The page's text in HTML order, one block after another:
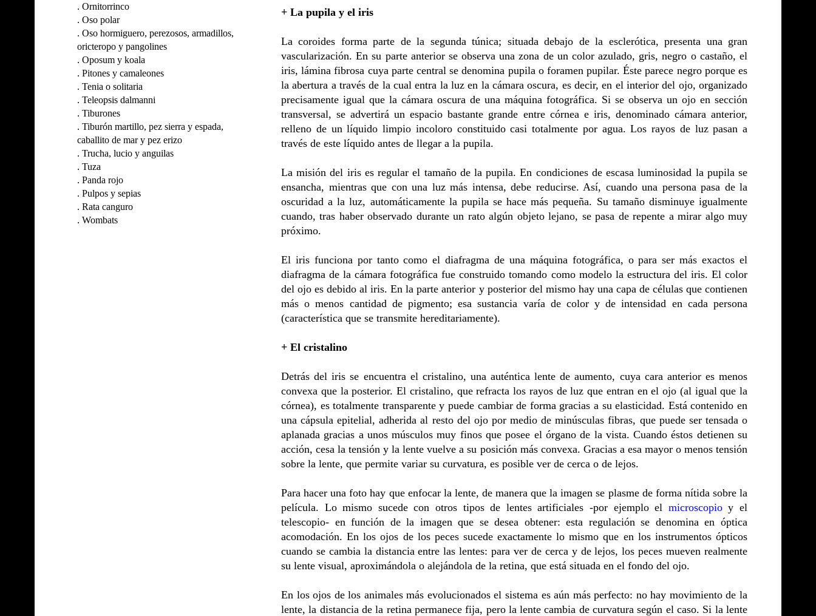
+ La pupila y el iris
La coroides forma parte de la segunda túnica; situada debajo de la esclerótica, presenta una gran
vascularización. En su parte anterior se observa una zona de un color azulado, gris, negro o castaño, el
iris, lámina fibrosa cuya parte central se denomina pupila o foramen pupilar. Éste parece negro porque es
la abertura a través de la cual entra la luz en la cámara oscura, es decir, en el interior del ojo, organizado
precisamente igual que la cámara oscura de una máquina fotográfica. Si se observa un ojo en sección
transversal, se advertirá un espacio bastante grande entre córnea e iris, denominado cámara anterior,
relleno de un líquido limpio incoloro constituido casi totalmente por agua. Los rayos de luz pasan a
través de este líquido antes de llegar a la pupila.
La misión del iris es regular el tamaño de la pupila. En condiciones de escasa luminosidad la pupila se
ensancha, mientras que con una luz más intensa, debe reducirse. Así, cuando una persona pasa de la
oscuridad a la luz, automáticamente la pupila se hace más pequeña. Su tamaño disminuye igualmente
cuando, tras haber observado durante un rato algún objeto lejano, se pasa de repente a mirar algo muy
próximo.
El iris funciona por tanto como el diafragma de una máquina fotográfica, o para ser más exactos el
diafragma de la cámara fotográfica fue construido tomando como modelo la estructura del iris. El color
del ojo es debido al iris. En la parte anterior y posterior del mismo hay una capa de células que contienen
más o menos cantidad de pigmento; esa sustancia varía de color y de intensidad en cada persona
(característica que se transmite hereditariamente).
+ El cristalino
Detrás del iris se encuentra el cristalino, una auténtica lente de aumento, cuya cara anterior es menos
convexa que la posterior. El cristalino, que refracta los rayos de luz que entran en el ojo (al igual que la
córnea), es totalmente transparente y puede cambiar de forma gracias a su elasticidad. Está contenido en
una cápsula epitelial, adherida al resto del ojo por medio de minúsculas fibras, que puede ser tensada o
aplanada gracias a unos músculos muy finos que posee el órgano de la vista. Cuando éstos detienen su
acción, cesa la tensión y la lente vuelve a su posición más convexa. Gracias a esa mayor o menos tensión
sobre la lente, que permite variar su curvatura, es posible ver de cerca o de lejos.
Para hacer una foto hay que enfocar la lente, de manera que la imagen se plasme de forma nítida sobre la
película. Lo mismo sucede con otros tipos de lentes artificiales -por ejemplo el microscopioy el
telescopio- en función de la imagen que se desea obtener: esta regulación se denomina en óptica
acomodación. En los ojos de los peces sucede exactamente lo mismo que en los instrumentos ópticos
cuando se cambia la distancia entre las lentes: para ver de cerca y de lejos, los peces mueven realmente
su lente visual, aproximándola o alejándola de la retina, que está situada en el fondo del ojo.
En los ojos de los animales más evolucionados el sistema es aún más perfecto: no hay movimiento de la
lente, la distancia de la retina permanece fija, pero la lente cambia de curvatura según el caso. Si la lente
. Ornitorrinco
. Oso polar
. Oso hormiguero, perezosos, armadillos,
oricteropo y pangolines
. Oposum y koala
. Pitones y camaleones
. Tenia o solitaria
. Teleopsis dalmanni
. Tiburones
. Tiburón martillo, pez sierra y espada,
caballito de mar y pez erizo
. Trucha, lucio y anguilas
. Tuza
. Panda rojo
. Pulpos y sepias
. Rata canguro
. Wombats